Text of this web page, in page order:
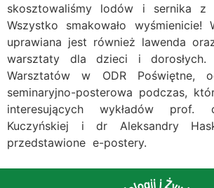
skosztowaliśmy lodów i sernika z
Wszystko smakowało wyśmienicie!
uprawiana jest również lawenda
warsztaty dla dzieci i
Warsztatów w ODR Poświętne,
seminaryjno-posterowa podczas,
interesujących wykładów
Kuczyńskiej i dr Aleksandry
przedstawione e-postery.